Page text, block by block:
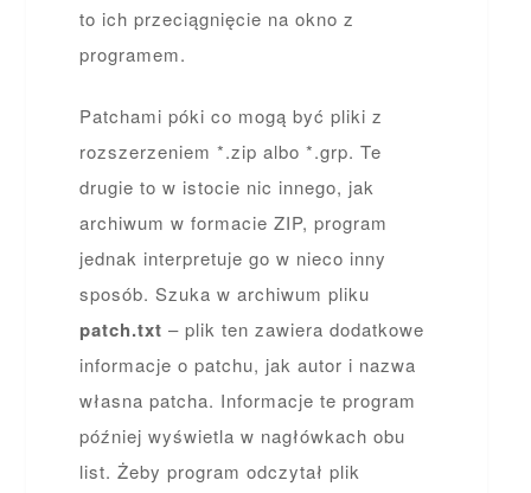
to ich przeciągnięcie na okno z
programem.
Patchami póki co mogą być pliki z
rozszerzeniem *.zip albo *.grp. Te
drugie to w istocie nic innego, jak
archiwum w formacie ZIP, program
jednak interpretuje go w nieco inny
sposób. Szuka w archiwum pliku
patch.txt – plik ten zawiera dodatkowe
informacje o patchu, jak autor i nazwa
własna patcha. Informacje te program
później wyświetla w nagłówkach obu
list. Żeby program odczytał plik